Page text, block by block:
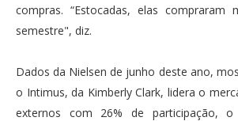
compras. “Estocadas, elas compraram
semestre", diz.
Dados da Nielsen de junho deste ano,
o Intimus, da Kimberly Clark, lidera o
externos com 26% de participação,